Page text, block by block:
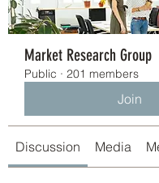
Market Research Group
Public · 201 members
Join
Discussion Media